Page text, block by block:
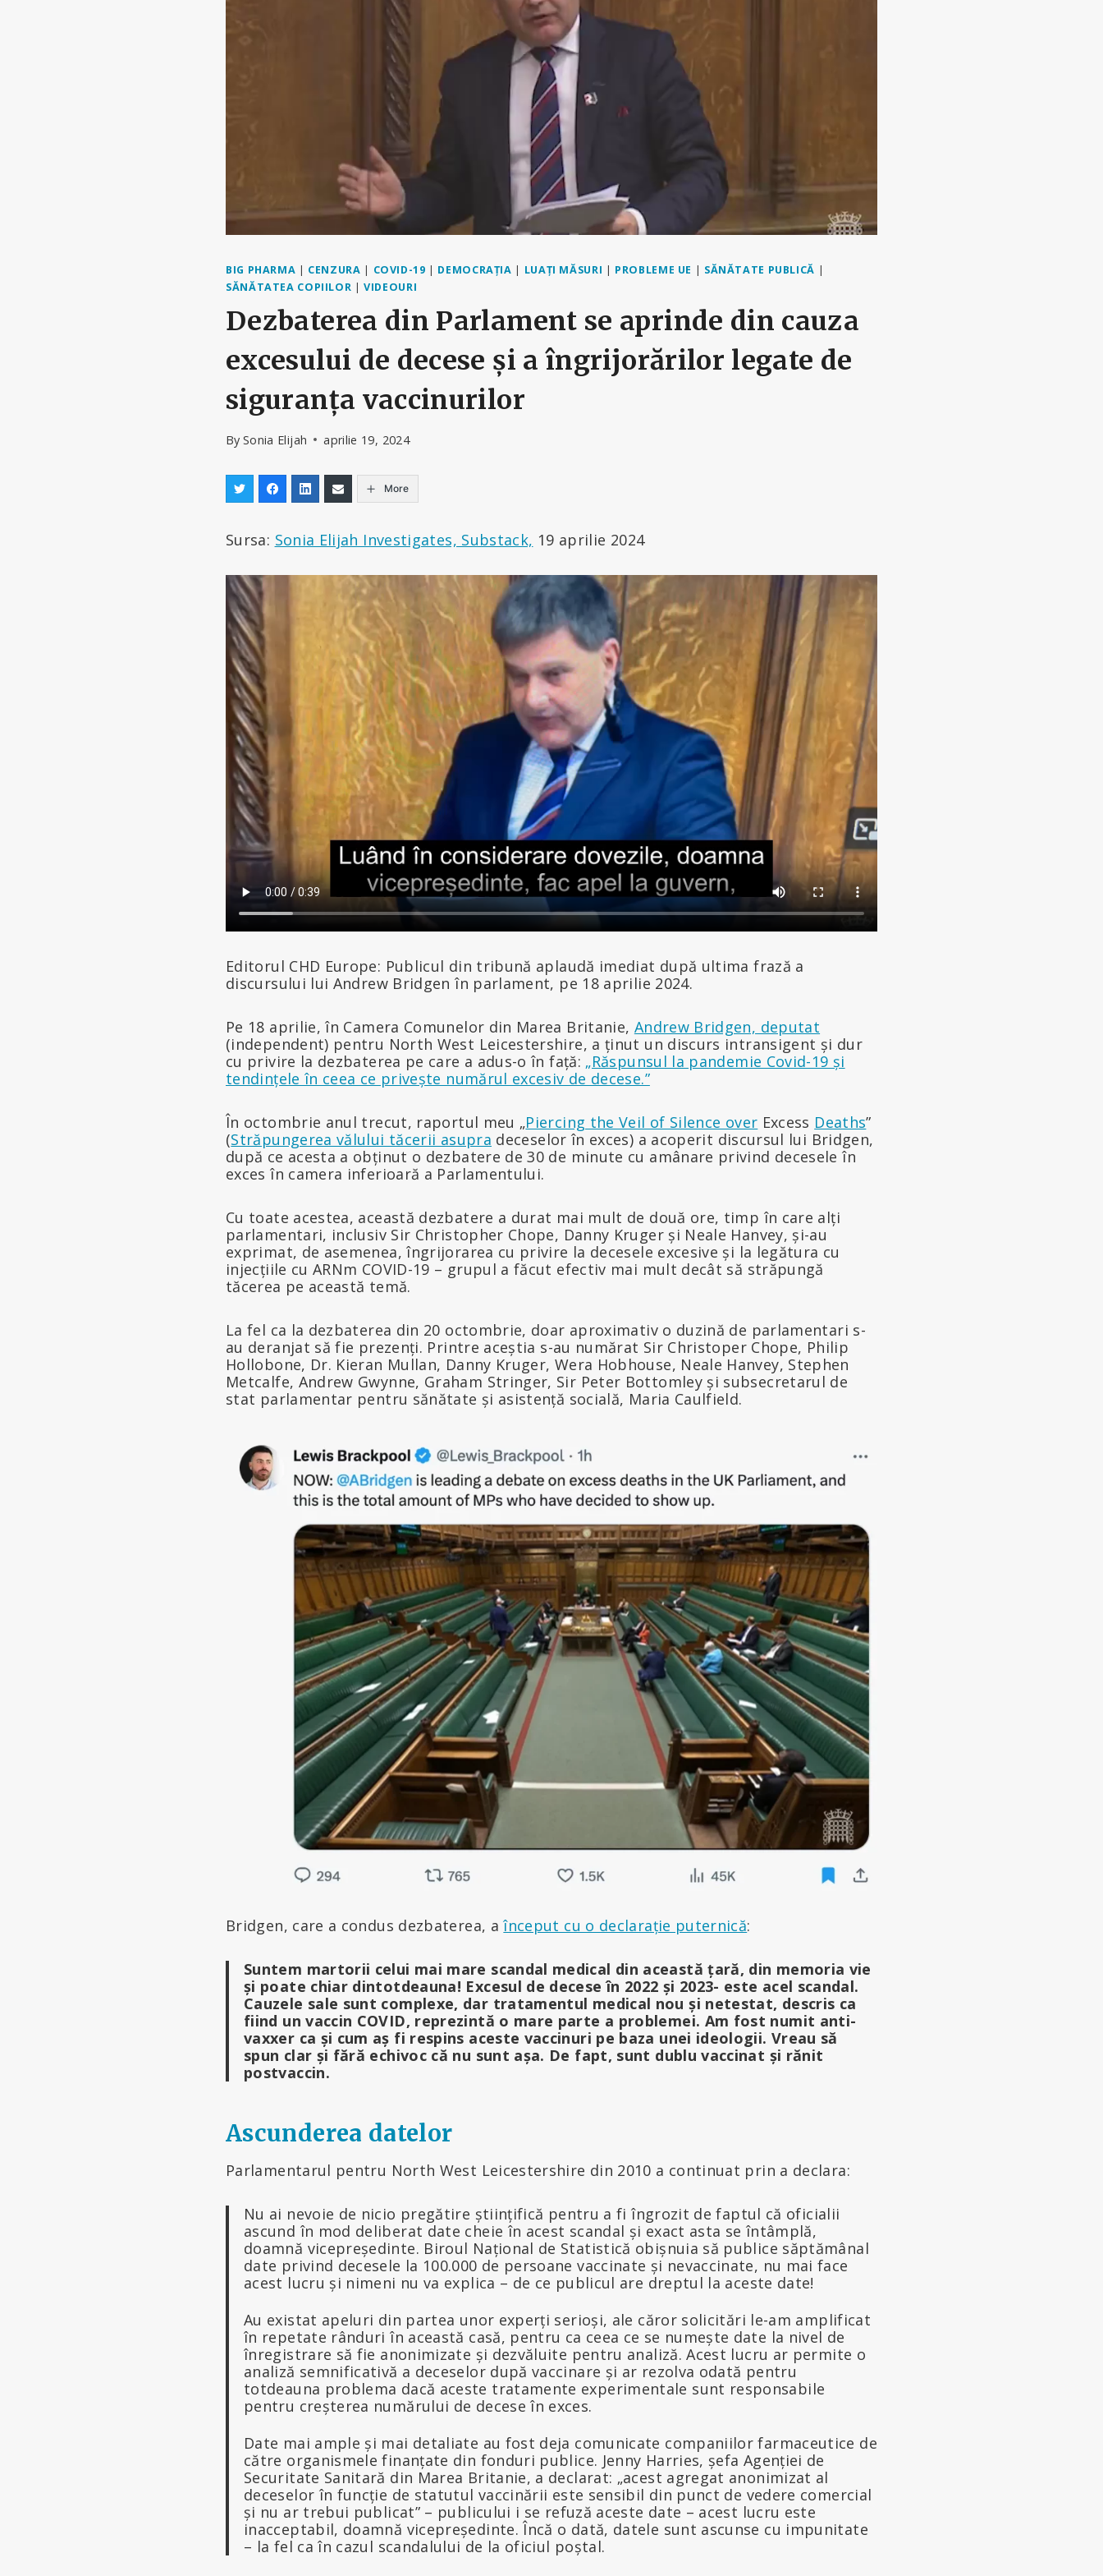
BIG PHARMA | CENZURA | COVID-19 | DEMOCRAȚIA | LUAȚI MĂSURI | PROBLEME UE | SĂNĂTATE PUBLICĂ |
SĂNĂTATEA COPIILOR |VIDEOURI
Dezbaterea din Parlament se aprinde din cauza
excesului de decese și a îngrijorărilor legate de
siguranța vaccinurilor
By Sonia Elijah aprilie 19, 2024
More
Sursa: Sonia Elijah Investigates, Substack, 19 aprilie 2024
Editorul CHD Europe: Publicul din tribună aplaudă imediat după ultima frază a
discursului lui Andrew Bridgen în parlament, pe 18 aprilie 2024.
Pe 18 aprilie, în Camera Comunelor din Marea Britanie, Andrew Bridgen, deputat
(independent) pentru North West Leicestershire, a ținut un discurs intransigent și dur
cu privire la dezbaterea pe care a adus-o în față: „Răspunsul la pandemie Covid-19 și
tendințele în ceea ce privește numărul excesiv de decese.”
În octombrie anul trecut, raportul meu „Piercing the Veil of Silence over Excess Deaths”
(Străpungerea vălului tăcerii asupra deceselor în exces) a acoperit discursul lui Bridgen,
după ce acesta a obținut o dezbatere de 30 de minute cu amânare privind decesele în
exces în camera inferioară a Parlamentului.
Cu toate acestea, această dezbatere a durat mai mult de două ore, timp în care alți
parlamentari, inclusiv Sir Christopher Chope, Danny Kruger și Neale Hanvey, și-au
exprimat, de asemenea, îngrijorarea cu privire la decesele excesive și la legătura cu
injecțiile cu ARNm COVID-19 – grupul a făcut efectiv mai mult decât să străpungă
tăcerea pe această temă.
La fel ca la dezbaterea din 20 octombrie, doar aproximativ o duzină de parlamentari s-
au deranjat să fie prezenți. Printre aceștia s-au numărat Sir Christoper Chope, Philip
Hollobone, Dr. Kieran Mullan, Danny Kruger, Wera Hobhouse, Neale Hanvey, Stephen
Metcalfe, Andrew Gwynne, Graham Stringer, Sir Peter Bottomley și subsecretarul de
stat parlamentar pentru sănătate și asistență socială, Maria Caulfield.
Bridgen, care a condus dezbaterea, aînceput cu o declarație puternică:
Suntem martorii celui mai mare scandal medical din această țară, din memoria vie
și poate chiar dintotdeauna! Excesul de decese în 2022 și 2023- este acel scandal.
Cauzele sale sunt complexe, dar tratamentul medical nou și netestat, descris ca
fiind un vaccin COVID, reprezintă o mare parte a problemei. Am fost numit anti-
vaxxer ca și cum aș fi respins aceste vaccinuri pe baza unei ideologii. Vreau să
spun clar și fără echivoc că nu sunt așa. De fapt, sunt dublu vaccinat și rănit
postvaccin.
Ascunderea datelor
Parlamentarul pentru North West Leicestershire din 2010 a continuat prin a declara:
Nu ai nevoie de nicio pregătire științifică pentru a fi îngrozit de faptul că oficialii
ascund în mod deliberat date cheie în acest scandal și exact asta se întâmplă,
doamnă vicepreședinte. Biroul Național de Statistică obișnuia să publice săptămânal
date privind decesele la 100.000 de persoane vaccinate și nevaccinate, nu mai face
acest lucru și nimeni nu va explica – de ce publicul are dreptul la aceste date!
Au existat apeluri din partea unor experți serioși, ale căror solicitări le-am amplificat
în repetate rânduri în această casă, pentru ca ceea ce se numește date la nivel de
înregistrare să fie anonimizate și dezvăluite pentru analiză. Acest lucru ar permite o
analiză semnificativă a deceselor după vaccinare și ar rezolva odată pentru
totdeauna problema dacă aceste tratamente experimentale sunt responsabile
pentru creșterea numărului de decese în exces.
Date mai ample și mai detaliate au fost deja comunicate companiilor farmaceutice de
către organismele finanțate din fonduri publice. Jenny Harries, șefa Agenției de
Securitate Sanitară din Marea Britanie, a declarat: „acest agregat anonimizat al
deceselor în funcție de statutul vaccinării este sensibil din punct de vedere comercial
și nu ar trebui publicat” – publicului i se refuză aceste date – acest lucru este
inacceptabil, doamnă vicepreședinte. Încă o dată, datele sunt ascunse cu impunitate
– la fel ca în cazul scandalului de la oficiul poștal.